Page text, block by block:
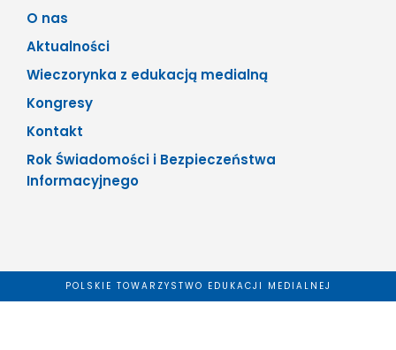
O nas
Aktualności
Wieczorynka z edukacją medialną
Kongresy
Kontakt
Rok Świadomości i Bezpieczeństwa
Informacyjnego
POLSKIE TOWARZYSTWO EDUKACJI MEDIALNEJ